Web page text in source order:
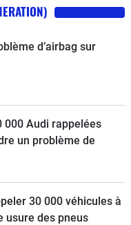
d’airbag sur
000 Audi rappelées
un problème de
30 000 véhicules à
usure des pneus